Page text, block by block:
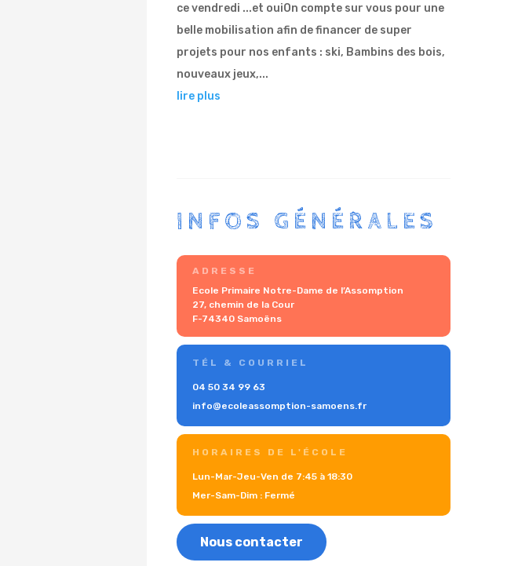
ce vendredi ...et ouiOn compte sur vous pour une
belle mobilisation afin de financer de super
projets pour nos enfants : ski, Bambins des bois,
nouveaux jeux,...
lire plus
INFOS GÉNÉRALES
ADRESSE
Ecole Primaire Notre-Dame de l’Assomption
27, chemin de la Cour
F-74340 Samoëns
TÉL & COURRIEL
04 50 34 99 63
info@ecoleassomption-samoens.fr
HORAIRES DE L'ÉCOLE
Lun-Mar-Jeu-Ven de 7:45 à 18:30
Mer-Sam-Dim : Fermé
Nous contacter